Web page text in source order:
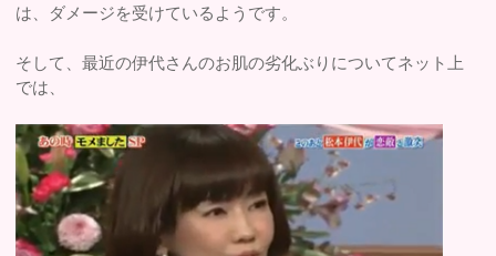
は、ダメージを受けているようです。
そして、最近の伊代さんのお肌の劣化ぶりについてネット上
では、